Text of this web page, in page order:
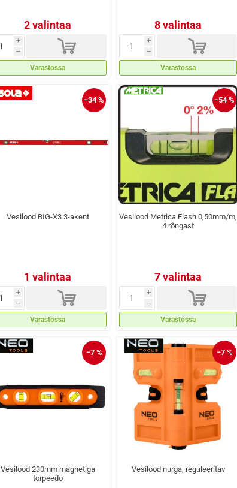
2 valintaa
i
h d
Varastossa
8 valintaa
i
h d
Varastossa
−34 %
Vesilood BIG-X3 3-akent
1 valintaa
i
h d
Varastossa
−54 %
Vesilood Metrica Flash 0,50mm/m,
4 rõngast
7 valintaa
i
h d
Varastossa
−7 %
Vesilood 230mm magnetiga
torpeedo
−7 %
Vesilood nurga, reguleeritav